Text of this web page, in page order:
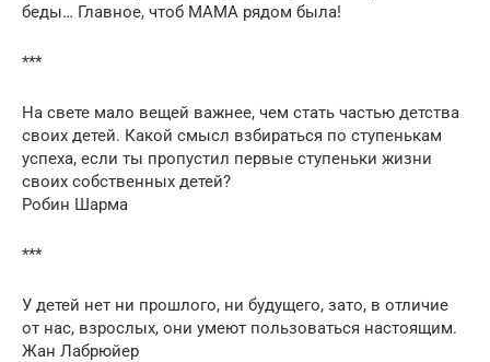
беды… Главное, чтоб МАМА рядом была!
***
На свете мало вещей важнее, чем стать частью детства
своих детей. Какой смысл взбираться по ступенькам
успеха, если ты пропустил первые ступеньки жизни
своих собственных детей?
Робин Шарма
***
У детей нет ни прошлого, ни будущего, зато, в отличие
от нас, взрослых, они умеют пользоваться настоящим.
Жан Лабрюйер